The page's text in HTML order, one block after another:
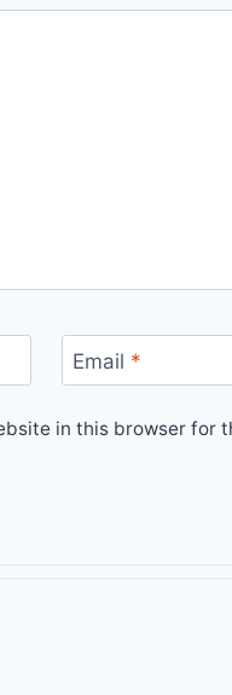
Email *
in this browser for